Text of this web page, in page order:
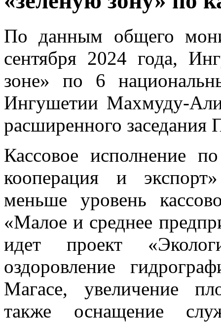
По данным общего
сентября 2024 года,
зоне» по 6
Ингушетии Махмуду-
расширенного заседания
Кассовое исполнение
кооперация и
меньше уровень
«Малое и среднее
идет проект
оздоровление
Магасе, увеличение
также оснащение